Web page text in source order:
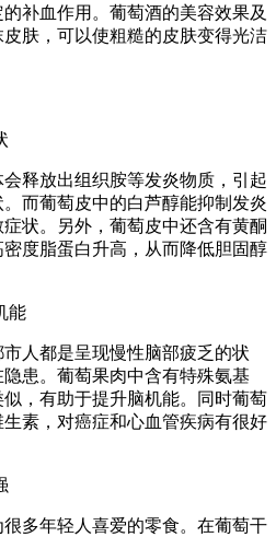
补血作用。葡萄酒的美容效果及
肤，可以使粗糙的皮肤变得光洁
释放出组织胺等发炎物质，引起
而葡萄皮中的白芦醇能抑制发炎
状。另外，葡萄皮中还含有黄酮
度脂蛋白升高，从而降低胆固醇
能
人都是呈现慢性脑部疲乏的状
患。葡萄果肉中含有特殊氨基
，有助于提升脑机能。同时葡萄
素，对癌症和心血管疾病有很好
多年轻人喜爱的零食。在葡萄干